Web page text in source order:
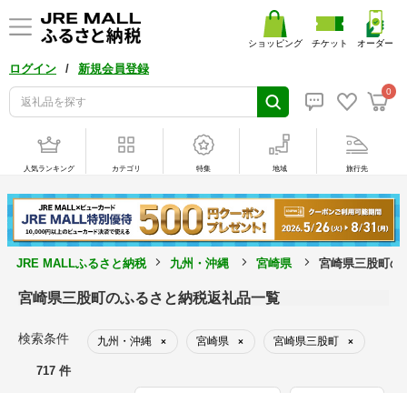
ログイン / 新規会員登録
0
ショッピング チケット オーダー
人気ランキング カテゴリ 特集 地域 旅行先
JRE MALLふるさと納税 九州・沖縄 宮崎県 宮崎県三股町の
宮崎県三股町のふるさと納税返礼品一覧
検索条件 九州・沖縄 × 宮崎県 × 宮崎県三股町 ×
717 件